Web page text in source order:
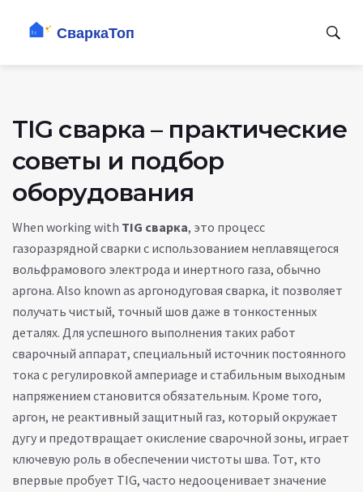
TIG сварка – практические
советы и подбор
оборудования
When working with TIG сварка, это процесс
газоразрядной сварки с использованием неплавящегося
вольфрамового электрода и инертного газа, обычно
аргона. Also known as аргонодуговая сварка, it позволяет
получать чистый, точный шов даже в тонкостенных
деталях. Для успешного выполнения таких работ
сварочный аппарат, специальный источник постоянного
тока с регулировкой ампериage и стабильным выходным
напряжением становится обязательным. Кроме того,
аргон, не реактивный защитный газ, который окружает
дугу и предотвращает окисление сварочной зоны, играет
ключевую роль в обеспечении чистоты шва. Тот, кто
впервые пробует TIG, часто недооценивает значение